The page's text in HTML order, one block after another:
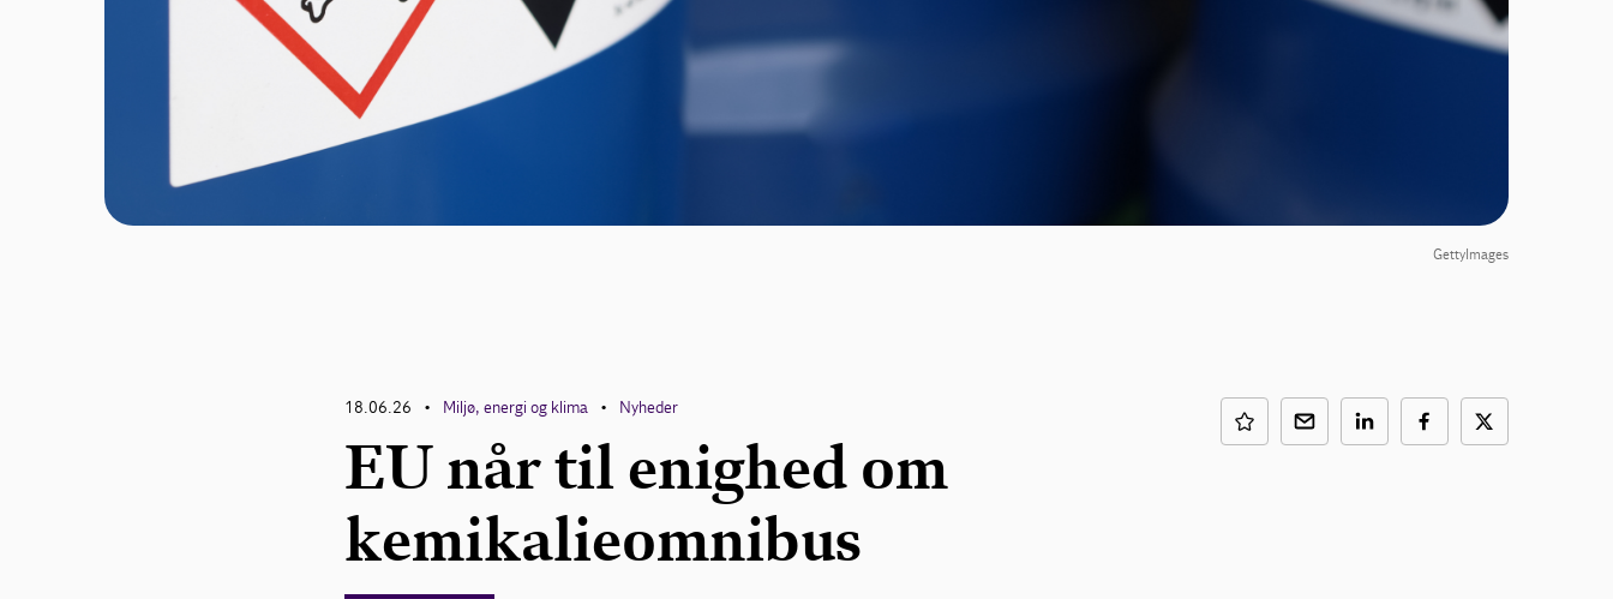
GettyImages
18.06.26 • Miljø, energi og klima • Nyheder
EU når til enighed om
kemikalieomnibus